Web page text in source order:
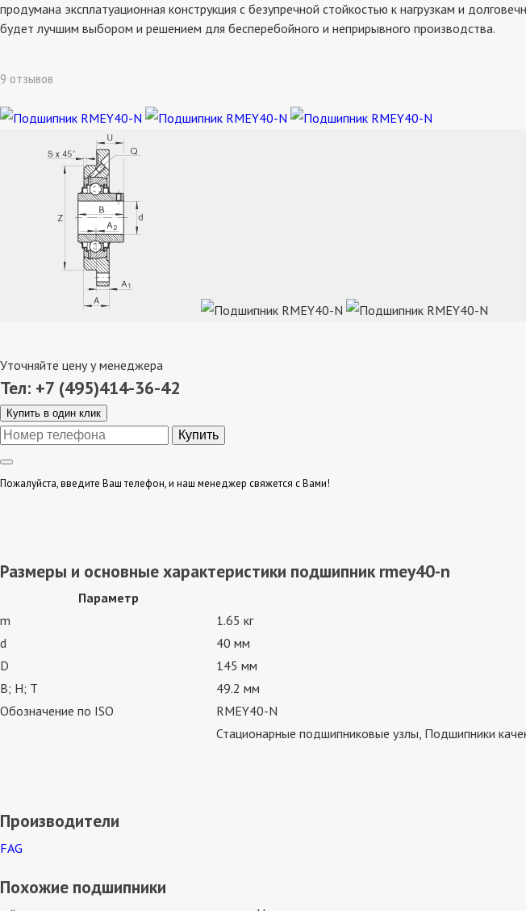
продумана эксплатуационная конструкция с безупречной стойкостью к нагрузкам и
будет лучшим выбором и решением для бесперебойного и неприрывного производства.
9 отзывов
Уточняйте цену у менеджера
Тел: +7 (495)414-36-42
Купить в один клик
Пожалуйста, введите Ваш телефон, и наш менеджер свяжется с Вами!
Размеры и основные характеристики подшипник rmey40-n
Параметр
m
1.65 кг
d
40 мм
D
145 мм
В; Н; Т
49.2 мм
Обозначение по ISO
RMEY40-N
Стационарные подшипниковые узлы, Подшипники
Производители
FAG
Похожие подшипники